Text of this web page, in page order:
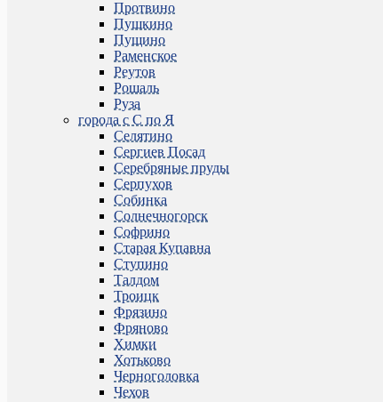
Протвино
Пушкино
Пущино
Раменское
Реутов
Рошаль
Руза
города с С по Я
Селятино
Сергиев Посад
Серебряные пруды
Серпухов
Собинка
Солнечногорск
Софрино
Старая Купавна
Ступино
Талдом
Троицк
Фрязино
Фряново
Химки
Хотьково
Черноголовка
Чехов